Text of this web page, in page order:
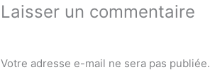
Laisser un commentaire
Votre adresse e-mail ne sera pas publiée.